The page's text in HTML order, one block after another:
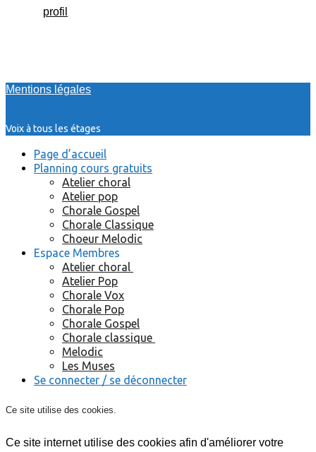
profil
Mentions légales
Voix à tous les étages
Page d’accueil
Planning cours gratuits
Atelier choral
Atelier pop
Chorale Gospel
Chorale Classique
Choeur Melodic
Espace Membres
Atelier choral
Atelier Pop
Chorale Vox
Chorale Pop
Chorale Gospel
Chorale classique
Melodic
Les Muses
Se connecter / se déconnecter
Ce site utilise des cookies.
Ce site internet utilise des cookies afin d'améliorer votre